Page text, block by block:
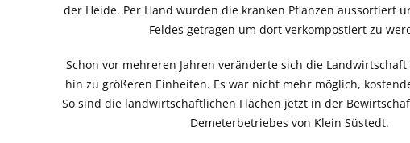
der Heide. Per Hand wurden die kranken Pflanzen aussortiert
Feldes getragen um dort verkompostiert zu
Schon vor mehreren Jahren veränderte sich die
hin zu größeren Einheiten. Es war nicht mehr möglich,
So sind die landwirtschaftlichen Flächen jetzt in der
Demeterbetriebes von Klein Süstedt.